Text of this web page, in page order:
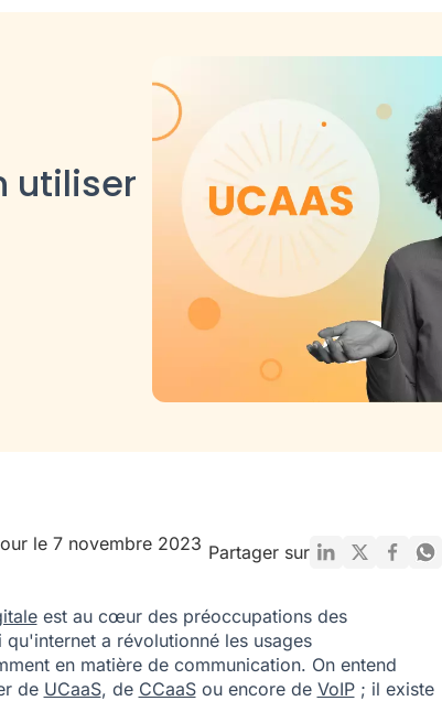
utiliser
le 7 novembre 2023 Partager sur
est au cœur des préoccupations des
a révolutionné les usages
en matière de communication. On entend
de UCaaS, de CCaaSou encore de VoIP; il existe